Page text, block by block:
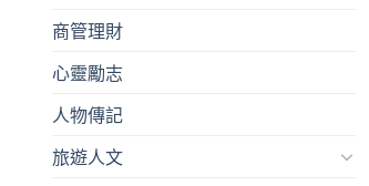
商管理財
心靈勵志
人物傳記
旅遊人文